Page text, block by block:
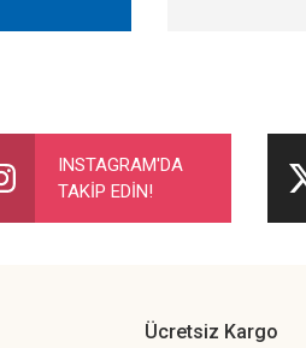
INSTAGRAM'DA
TAKİP EDİN!
Ücretsiz Kargo